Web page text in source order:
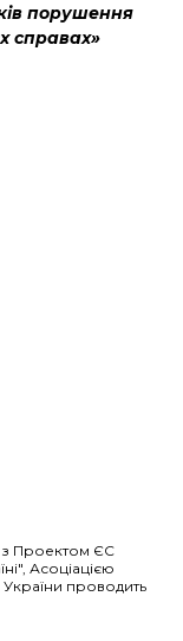
порушення
справах»
з Проектом ЄС
Асоціацією
України проводить